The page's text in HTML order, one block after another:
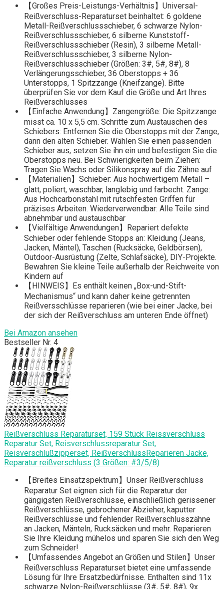
【Großes Preis-Leistungs-Verhältnis】Universal-
Reißverschluss-Reparaturset beinhaltet: 6 goldene
Metall-Reißverschlussschieber, 6 schwarze Nylon-
Reißverschlussschieber, 6 silberne Kunststoff-
Reißverschlussschieber (Resin), 3 silberne Metall-
Reißverschlussschieber, 3 silberne Nylon-
Reißverschlussschieber (Größen: 3#, 5#, 8#), 8
Verlängerungsschieber, 36 Oberstopps + 36
Unterstopps, 1 Spitzzange (Kneifzange). Bitte
überprüfen Sie vor dem Kauf die Größe und Art Ihres
Reißverschlusses
【Einfache Anwendung】Zangengröße: Die Spitzzange
misst ca. 10 x 5,5 cm. Schritte zum Austauschen des
Schiebers: Entfernen Sie die Oberstopps mit der Zange,
dann den alten Schieber. Wählen Sie einen passenden
Schieber aus, setzen Sie ihn ein und befestigen Sie die
Oberstopps neu. Bei Schwierigkeiten beim Ziehen:
Tragen Sie Wachs oder Silikonspray auf die Zähne auf
【Materialien】Schieber: Aus hochwertigem Metall –
glatt, poliert, waschbar, langlebig und farbecht. Zange:
Aus Hochcarbonstahl mit rutschfesten Griffen für
präzises Arbeiten. Wiederverwendbar: Alle Teile sind
abnehmbar und austauschbar
【Vielfältige Anwendungen】Repariert defekte
Schieber oder fehlende Stopps an: Kleidung (Jeans,
Jacken, Mäntel), Taschen (Rucksäcke, Geldbörsen),
Outdoor-Ausrüstung (Zelte, Schlafsäcke), DIY-Projekte.
Bewahren Sie kleine Teile außerhalb der Reichweite von
Kindern auf
【HINWEIS】Es enthält keinen „Box-und-Stift-
Mechanismus“ und kann daher keine getrennten
Reißversschlüsse reparieren (wie bei einer Jacke, bei
der sich der Reißverschluss am unteren Ende öffnet)
Bei Amazon ansehen
Bestseller Nr. 4
Reißverschluss Reparaturset, 159 Stück Reissverschluss
Reparatur Set, Reisverschlussreparatur Set,
Reisverschlußzipperset, ReißverschlussReparieren Jacke,
Reparatur reißverschluss (3 Größen: #3/5/8)
【Breites Einsatzspektrum】Unser Reißverschluss
Reparatur Set eignen sich für die Reparatur der
gängigsten Reißverschlüsse, einschließlich gerissener
Reißverschlüsse, gebrochener Abzieher, kaputter
Reißverschlüsse und fehlender Reißverschlusszähne
an Jacken, Mänteln, Rucksäcken und mehr. Reparieren
Sie Ihre Kleidung mühelos und sparen Sie sich den Weg
zum Schneider!
【Umfassendes Angebot an Größen und Stilen】Unser
Reißverschluss Reparaturset bietet eine umfassende
Lösung für Ihre Ersatzbedürfnisse. Enthalten sind 11x
schwarze Nylon-Reißverschlüsse (3#, 5#, 8#), 9x